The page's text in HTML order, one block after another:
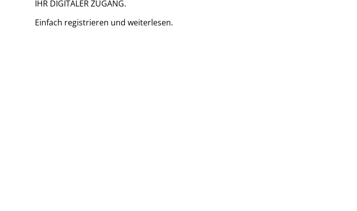
IHR DIGITALER ZUGANG.
Einfach registrieren und weiterlesen.